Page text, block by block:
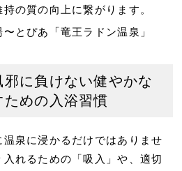
の質の向上に繋がります。
とぴあ「竜王ラドン温泉」
に負けない健やかな
めの入浴習慣
泉に浸かるだけではありませ
れるための「吸入」や、適切